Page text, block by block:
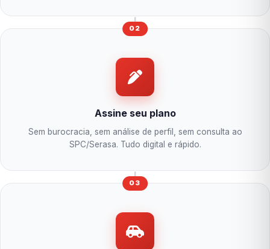
02
Assine seu plano
Sem burocracia, sem análise de perfil, sem consulta ao
SPC/Serasa. Tudo digital e rápido.
03